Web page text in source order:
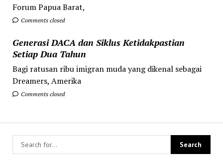
Forum Papua Barat,
Comments closed
Generasi DACA dan Siklus Ketidakpastian
Setiap Dua Tahun
Bagi ratusan ribu imigran muda yang dikenal sebagai
Dreamers, Amerika
Comments closed